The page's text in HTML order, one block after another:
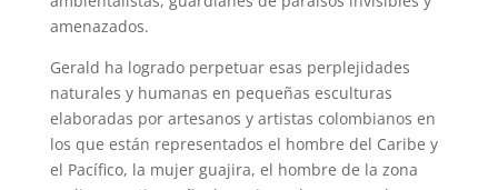
amenazados.
Gerald ha logrado perpetuar esas perplejidades
naturales y humanas en pequeñas esculturas
elaboradas por artesanos y artistas colombianos en
los que están representados el hombre del Caribe y
el Pacífico, la mujer guajira, el hombre de la zona